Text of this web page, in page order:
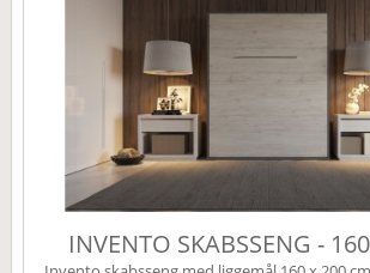
INVENTO SKABSSENG -